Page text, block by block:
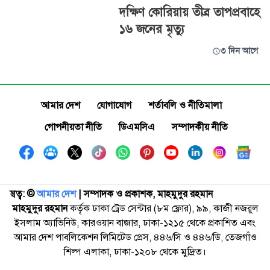
দক্ষিণ কোরিয়ায় তীব্র তাপপ্রবাহে
১৬ জনের মৃত্যু
৩ দিন আগে
আমার দেশ যোগাযোগ
শর্তাবলি ও নীতিমালা
গোপনীয়তা নীতি
ডিএমসিএ সম্পাদকীয় নীতি
স্বত্ব: ©️আমার দেশ| সম্পাদক ও প্রকাশক, মাহমুদুর রহমান
মাহমুদুর রহমানকর্তৃক ঢাকা ট্রেড সেন্টার (৮ম ফ্লোর), ৯৯, কাজী নজরুল
ইসলাম অ্যাভিনিউ, কারওয়ান বাজার, ঢাকা-১২১৫ থেকে প্রকাশিত এবং
আমার দেশ পাবলিকেশন লিমিটেড প্রেস, ৪৪৬/সি ও ৪৪৬/ডি, তেজগাঁও
শিল্প এলাকা, ঢাকা-১২০৮ থেকে মুদ্রিত।